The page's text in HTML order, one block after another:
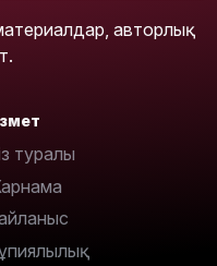
авторлық
туралы